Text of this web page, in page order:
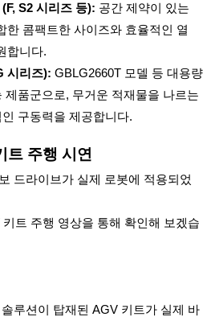
S2 시리즈 등): 공간 제약이 있는
한 콤팩트한 사이즈와 효율적인 열
합니다.
시리즈): GBLG2660T 모델 등 대용량
제품군으로, 무거운 적재물을 나르는
구동력을 제공합니다.
트 주행 시연
드라이브가 실제 로봇에 적용되었
트 주행 영상을 통해 확인해 보겠습
루션이 탑재된 AGV 키트가 실제 바